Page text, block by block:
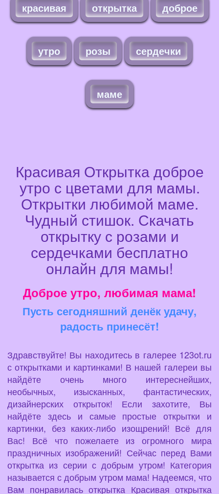
красивая открытка доброе
утро розы сердечки
маме
Красивая Открытка доброе
утро с цветами для мамы.
Открытки любимой маме.
Чудный стишок. Скачать
открытку с розами и
сердечками бесплатно
онлайн для мамы!
Доброе утро, любимая мама!
Пусть сегодняшний денёк удачу,
радость принесёт!
Здравствуйте! Вы находитесь в галерее 123ot.ru
с открытками и картинками! В нашей галереи вы
найдёте очень много интереснейших,
необычных, изысканных, фантастических,
дизайнерских открыток! Если захотите, Вы
найдёте здесь и самые простые открытки и
картинки, без каких-либо изощрений! Всё для
Вас! Всё что пожелаете из огромного мира
праздничных изображений! Сейчас перед Вами
открытка из серии с добрым утром! Категория
называется с добрым утром мама! Надеемся, что
Вам понравилась открытка Красивая открытка